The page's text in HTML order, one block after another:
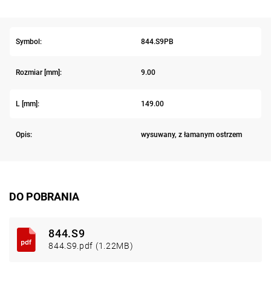
Symbol: 844.S9PB
Rozmiar [mm]: 9.00
L [mm]: 149.00
Opis: wysuwany, z łamanym ostrzem
DO POBRANIA
844.S9
844.S9.pdf (1.22MB)